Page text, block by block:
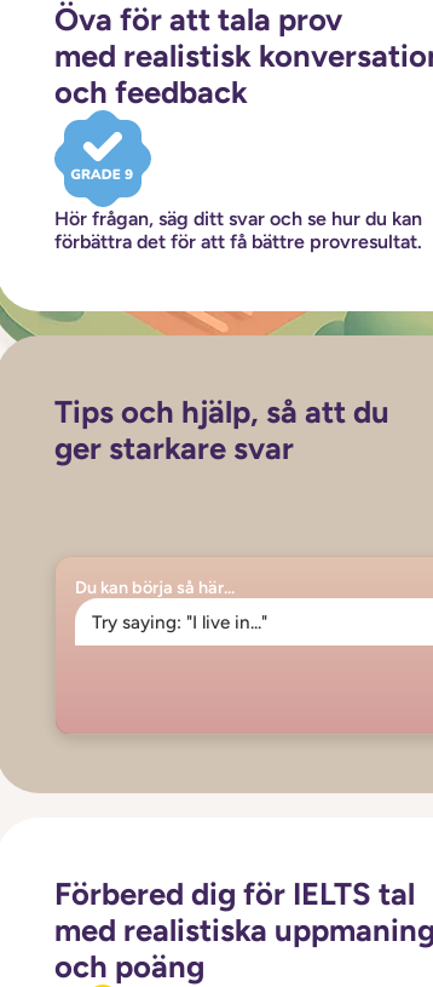
Öva för att tala prov
med realistisk
och feedback
Hör frågan, säg ditt svar och se hur du kan
förbättra det för att få bättre provresultat.
Tips och hjälp, så att du
ger starkare svar
Du kan börja så här...
Try saying: "I live in..."
Förbered dig för IELTS tal
med realistiska
och poäng